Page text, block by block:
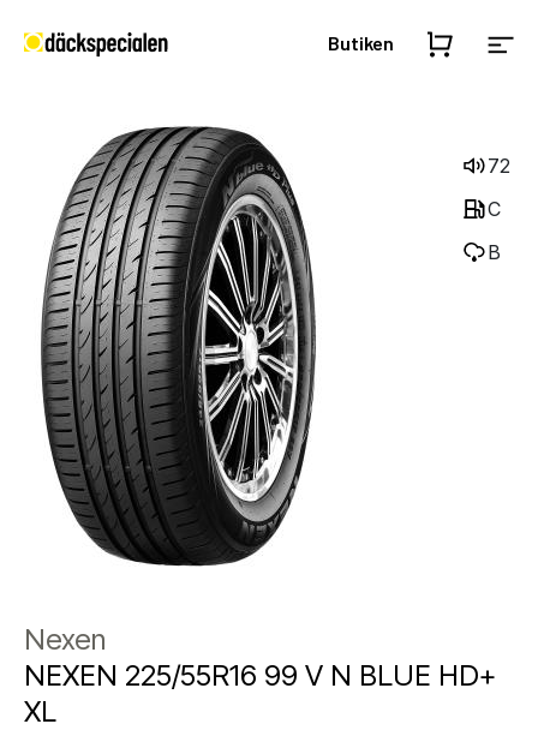
Butiken
72
C
B
Nexen
NEXEN 225/55R16 99 V N BLUE HD+
XL